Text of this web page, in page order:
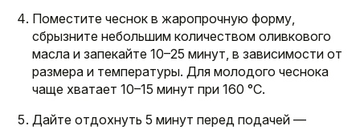
Поместите чеснок в жаропрочную форму,
сбрызните небольшим количеством оливкового
масла и запекайте 10–25 минут, в зависимости от
размера и температуры. Для молодого чеснока
чаще хватает 10–15 минут при 160 °C.
Дайте отдохнуть 5 минут перед подачей —